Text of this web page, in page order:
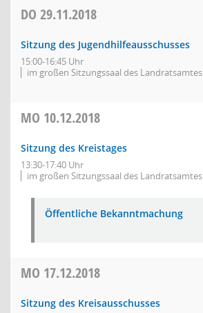
DO 29.11.2018
Sitzung des Jugendhilfeausschusses
15:00-16:45 Uhr
im großen Sitzungssaal des Landratsamtes
MO 10.12.2018
Sitzung des Kreistages
13:30-17:40 Uhr
im großen Sitzungssaal des Landratsamtes
Öffentliche Bekanntmachung
MO 17.12.2018
Sitzung des Kreisausschusses